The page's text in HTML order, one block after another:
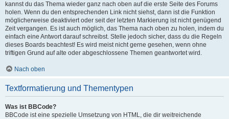
kannst du das Thema wieder ganz nach oben auf die erste Seite des Forums
holen. Wenn du den entsprechenden Link nicht siehst, dann ist die Funktion
möglicherweise deaktiviert oder seit der letzten Markierung ist nicht genügend
Zeit vergangen. Es ist auch möglich, das Thema nach oben zu holen, indem du
einfach eine Antwort darauf schreibst. Stelle jedoch sicher, dass du die Regeln
dieses Boards beachtest! Es wird meist nicht gerne gesehen, wenn ohne
triftigen Grund auf alte oder abgeschlossene Themen geantwortet wird.
Nach oben
Textformatierung und Thementypen
Was ist BBCode?
BBCode ist eine spezielle Umsetzung von HTML, die dir weitreichende